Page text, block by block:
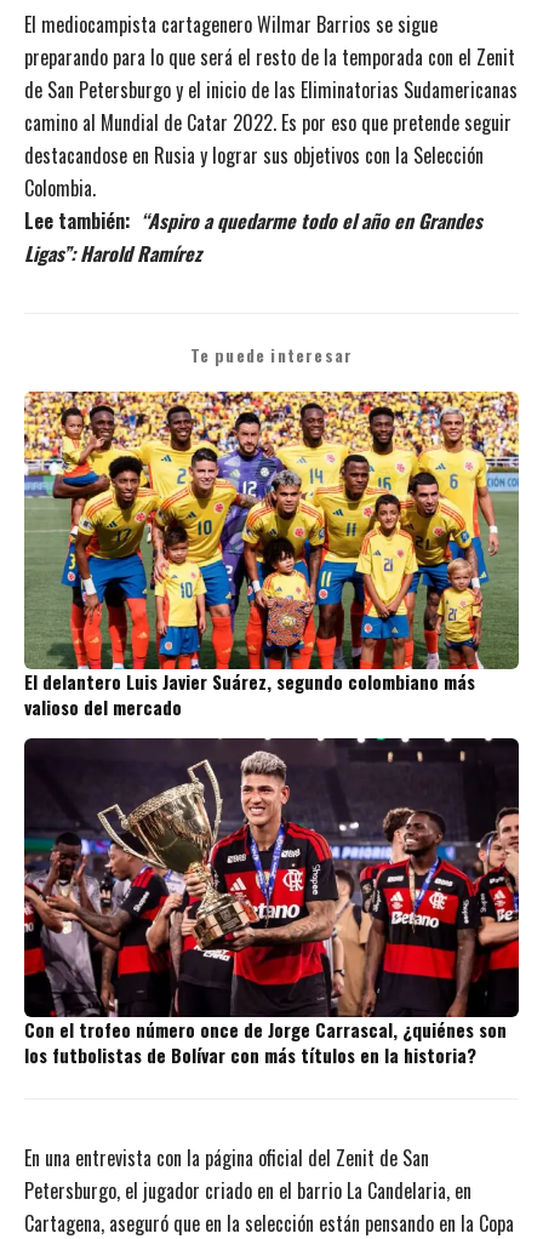
El mediocampista cartagenero Wilmar Barrios se sigue
preparando para lo que será el resto de la temporada con el Zenit
de San Petersburgo y el inicio de las Eliminatorias Sudamericanas
camino al Mundial de Catar 2022. Es por eso que pretende seguir
destacandose en Rusia y lograr sus objetivos con la Selección
Colombia.
Lee también: “Aspiro a quedarme todo el año en Grandes
Ligas”: Harold Ramírez
Te puede interesar
El delantero Luis Javier Suárez, segundo colombiano más
valioso del mercado
Con el trofeo número once de Jorge Carrascal, ¿quiénes son
los futbolistas de Bolívar con más títulos en la historia?
En una entrevista con la página oficial del Zenit de San
Petersburgo, el jugador criado en el barrio La Candelaria, en
Cartagena, aseguró que en la selección están pensando en la Copa